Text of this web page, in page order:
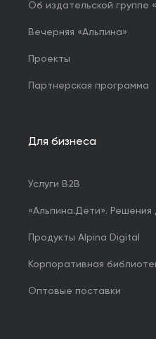
Об издательской группе
Вечерняя «Альпина»
Проекты
Партнерская программа
Для бизнеса
Услуги B2B
«Альпина.Дети». Решения
Продукты Alpina Digital
Корпоративная
Оптовые поставки